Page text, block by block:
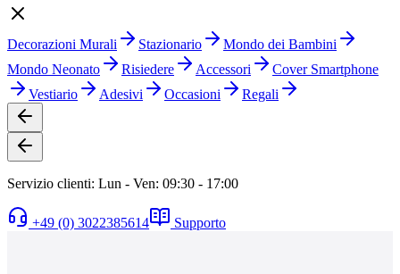
Decorazioni Murali Stazionario
Mondo dei Bambini
Mondo Neonato
Risiedere Accessori
Cover Smartphone
Vestiario
Adesivi Occasioni Regali
Servizio clienti: Lun - Ven: 09:30 - 17:00
+49 (0) 3022385614 Supporto